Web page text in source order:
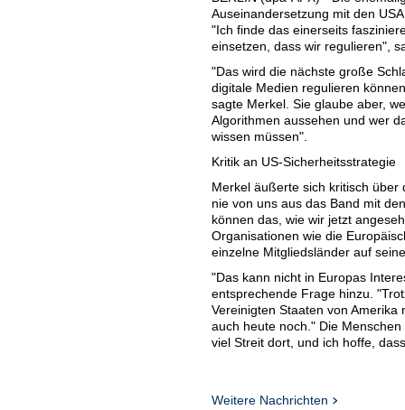
Auseinandersetzung mit den
"Ich finde das einerseits
einsetzen, dass wir regulieren",
"Das wird die nächste große
digitale Medien regulieren
sagte Merkel. Sie glaube aber,
Algorithmen aussehen und wer
wissen müssen".
Kritik an US-Sicherheitsstrategie
Merkel äußerte sich kritisch über
nie von uns aus das Band mit
können das, wie wir jetzt
Organisationen wie die
einzelne Mitgliedsländer auf
"Das kann nicht in Europas
entsprechende Frage hinzu.
Vereinigten Staaten von
auch heute noch." Die
viel Streit dort, und ich hoffe,
Weitere Nachrichten